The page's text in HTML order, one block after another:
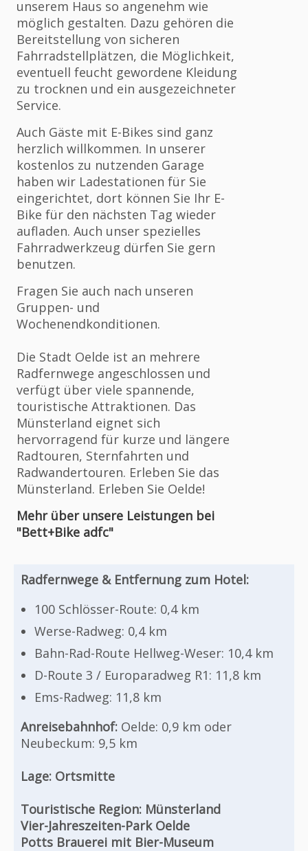
unserem Haus so angenehm wie
möglich gestalten. Dazu gehören die
Bereitstellung von sicheren
Fahrradstellplätzen, die Möglichkeit,
eventuell feucht gewordene Kleidung
zu trocknen und ein ausgezeichneter
Service.
Auch Gäste mit E-Bikes sind ganz
herzlich willkommen. In unserer
kostenlos zu nutzenden Garage
haben wir Ladestationen für Sie
eingerichtet, dort können Sie Ihr E-
Bike für den nächsten Tag wieder
aufladen. Auch unser spezielles
Fahrradwerkzeug dürfen Sie gern
benutzen.
Fragen Sie auch nach unseren
Gruppen- und
Wochenendkonditionen.
Die Stadt Oelde ist an mehrere
Radfernwege angeschlossen und
verfügt über viele spannende,
touristische Attraktionen. Das
Münsterland eignet sich
hervorragend für kurze und längere
Radtouren, Sternfahrten und
Radwandertouren. Erleben Sie das
Münsterland. Erleben Sie Oelde!
Mehr über unsere Leistungen bei
"Bett+Bike adfc"
Radfernwege & Entfernung zum Hotel:
100 Schlösser-Route: 0,4 km
Werse-Radweg: 0,4 km
Bahn-Rad-Route Hellweg-Weser: 10,4 km
D-Route 3 / Europaradweg R1: 11,8 km
Ems-Radweg: 11,8 km
Anreisebahnhof: Oelde: 0,9 km oder
Neubeckum: 9,5 km
Lage: Ortsmitte
Touristische Region: Münsterland
Vier-Jahreszeiten-Park Oelde
Potts Brauerei mit Bier-Museum